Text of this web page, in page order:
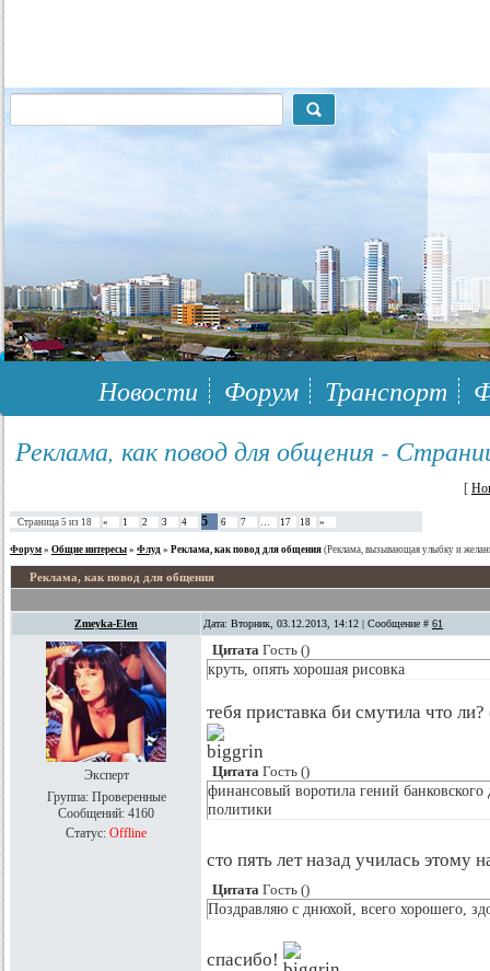
117148, г.Москва, ЮЗАО, муниципальный район Южное Бутово
Новости Форум Транспорт
Реклама, как повод для общения -
[
Страница 5 из 18 « 1 2 3 4 5 6 7 … 17 18 »
Форум » Общие интересы » Флуд » Реклама, как повод для общения (Реклама, вызывающая улыбку и
Реклама, как повод для общения
Zmeyka-Elen Дата: Вторник, 03.12.2013, 14:12 | Сообщение # 61
Эксперт
Группа: Проверенные
Сообщений: 4160
Статус: Offline
Цитата Гость ()
круть, опять хорошая рисовка
тебя приставка би смутила что
Цитата Гость ()
финансовый воротила гений
политики
сто пять лет назад училась этому
Цитата Гость ()
Поздравляю с днюхой, всего хорошего,
спасибо!